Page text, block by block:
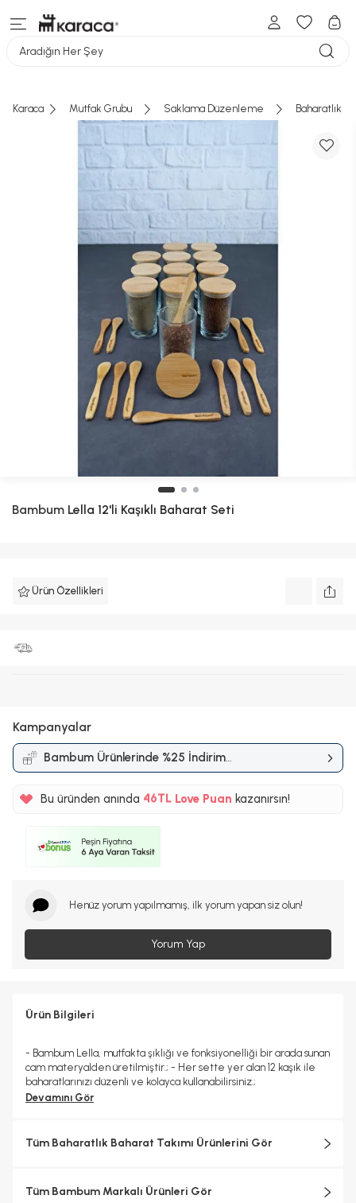
Aradığın Her Şey
Karaca Mutfak Grubu Saklama Düzenleme Baharatlık
Bambum Lella 12'li Kaşıklı Baharat Seti
Ürün Özellikleri
Kampanyalar
Bambum Ürünlerinde %25 İndirim
Kampanyası
Bu üründen anında
%5
%5 Love Puankazanırsın!
Henüz yorum yapılmamış, ilk yorum yapan siz olun!
Yorum Yap
Ürün Bilgileri
- Bambum Lella, mutfakta şıklığı ve fonksiyonelliği bir arada sunan
cam materyalden üretilmiştir.; - Her sette yer alan 12 kaşık ile
baharatlarınızı düzenli ve kolayca kullanabilirsiniz.;
Devamını Gör
Tüm Baharatlık Baharat Takımı Ürünlerini Gör
Tüm Bambum Markalı Ürünleri Gör